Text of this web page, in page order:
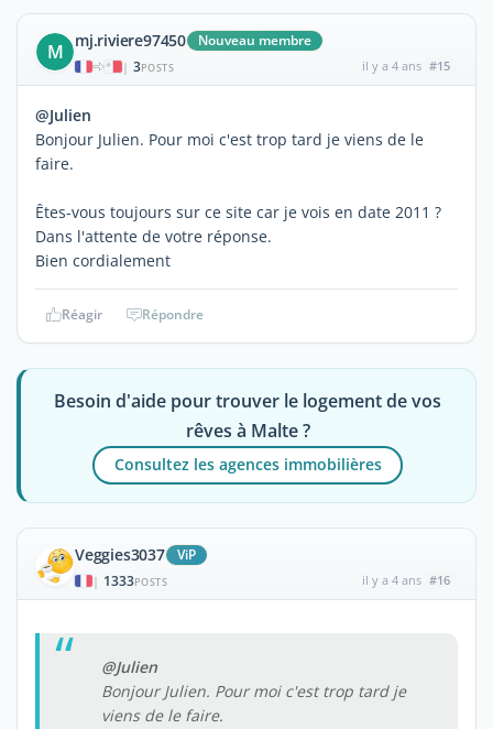
M mj.riviere97450 Nouveau membre
| 3POSTS il y a 4 ans #15
@Julien
Bonjour Julien. Pour moi c'est trop tard je viens de le
faire.
Êtes-vous toujours sur ce site car je vois en date 2011 ?
Dans l'attente de votre réponse.
Bien cordialement
Réagir Répondre
Besoin d'aide pour trouver le logement de vos
rêves à Malte ?
Consultez les agences immobilières
Veggies3037 ViP
| 1333POSTS il y a 4 ans #16
@Julien
Bonjour Julien. Pour moi c'est trop tard je
viens de le faire.